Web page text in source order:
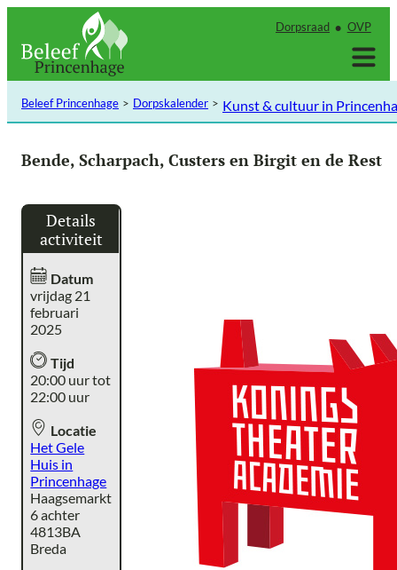
inhoud
Dorpsraad OVP
Beleef Princenhage Dorpskalender Kunst & cultuur in
Bende, Scharpach, Custers en Birgit en de Rest
Details
activiteit
Datum
vrijdag 21
februari
2025
Tijd
20:00 uur tot
22:00 uur
Locatie
Het Gele
Huis in
Princenhage
Haagsemarkt
6 achter
4813BA
Breda